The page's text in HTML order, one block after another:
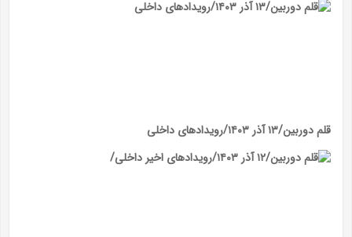
قلم دوربین/۱۳ آذر ۱۴۰۳/رویداد‌های داخلی